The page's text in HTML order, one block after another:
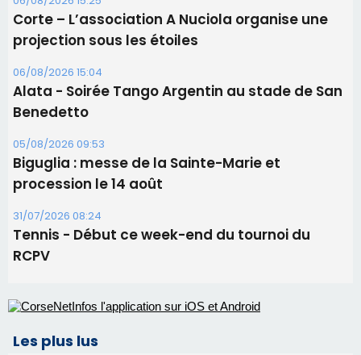
Biguglia : messe de la Sainte-Marie et
procession le 14 août
31/07/2026 08:24
Tennis - Début ce week-end du tournoi du
RCPV
Les plus lus
Satine Nomary est la nouvelle Miss Corse 2026
Éclipse du 12 août : la Corse aux premières loges
d'un spectacle qui ne reviendra pas avant 2081
profiter pleinement du spectacle ?
consommation en recul dans les restaurants